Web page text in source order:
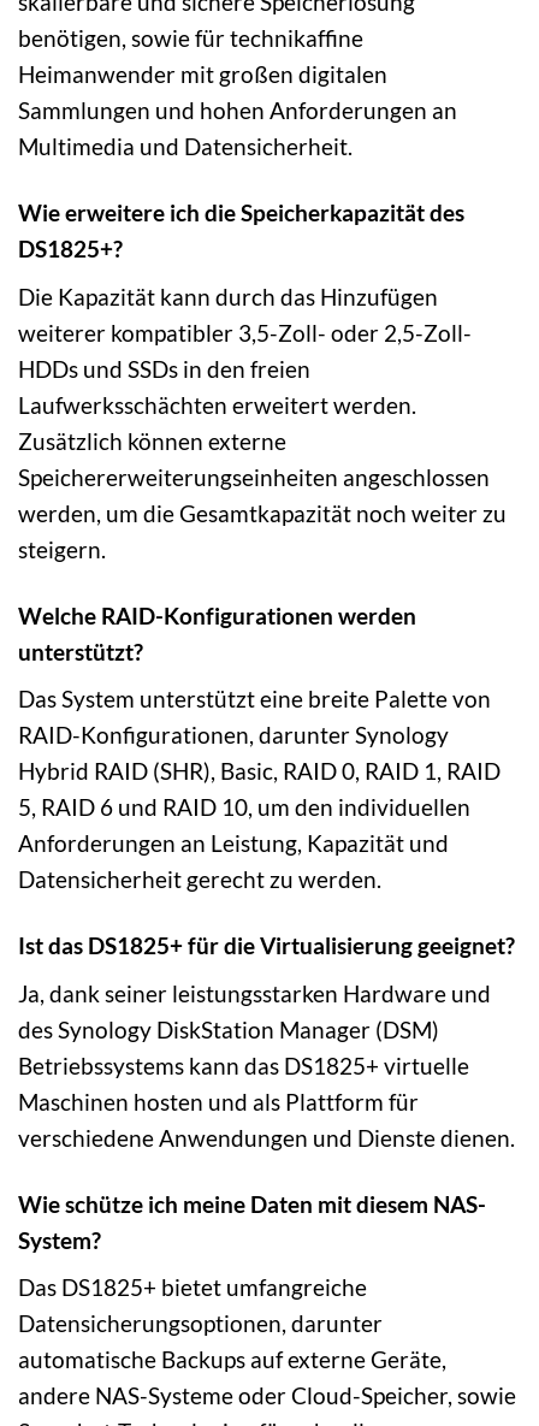
benötigen, sowie für technikaffine
Heimanwender mit großen digitalen
Sammlungen und hohen Anforderungen an
Multimedia und Datensicherheit.
Wie erweitere ich die Speicherkapazität des
DS1825+?
Die Kapazität kann durch das Hinzufügen
weiterer kompatibler 3,5-Zoll- oder 2,5-Zoll-
HDDs und SSDs in den freien
Laufwerksschächten erweitert werden.
Zusätzlich können externe
Speichererweiterungseinheiten angeschlossen
werden, um die Gesamtkapazität noch weiter zu
steigern.
Welche RAID-Konfigurationen werden
unterstützt?
Das System unterstützt eine breite Palette von
RAID-Konfigurationen, darunter Synology
Hybrid RAID (SHR), Basic, RAID 0, RAID 1, RAID
5, RAID 6 und RAID 10, um den individuellen
Anforderungen an Leistung, Kapazität und
Datensicherheit gerecht zu werden.
Ist das DS1825+ für die Virtualisierung geeignet?
Ja, dank seiner leistungsstarken Hardware und
des Synology DiskStation Manager (DSM)
Betriebssystems kann das DS1825+ virtuelle
Maschinen hosten und als Plattform für
verschiedene Anwendungen und Dienste dienen.
Wie schütze ich meine Daten mit diesem NAS-
System?
Das DS1825+ bietet umfangreiche
Datensicherungsoptionen, darunter
automatische Backups auf externe Geräte,
andere NAS-Systeme oder Cloud-Speicher, sowie